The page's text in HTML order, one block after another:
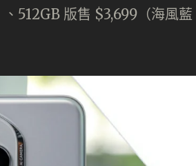
512GB 版售 $3,699（海風藍